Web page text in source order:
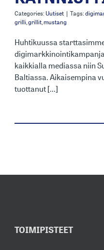
Categories: Uutiset | Tags:
grilli,grillit,mustang
Huhtikuussa
kaikkialla mediassa niin
Baltiassa. Aikaisempina
tuottanut [...]
TOIMIPISTEET